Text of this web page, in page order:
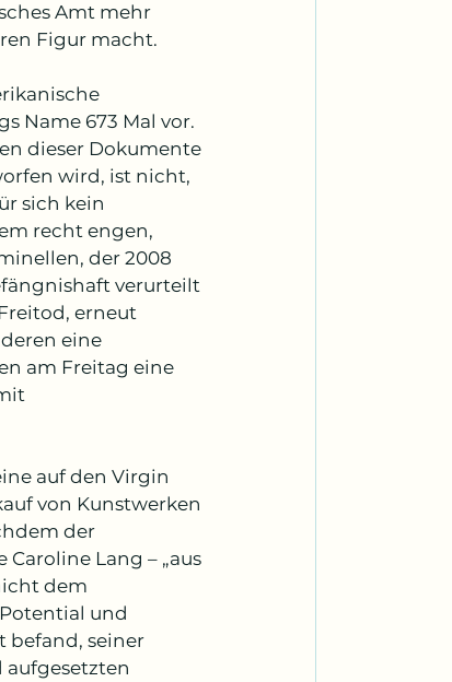
Amt mehr
Figur macht.
Name 673 Mal vor.
dieser Dokumente
wird, ist nicht,
sich kein
recht engen,
der 2008
verurteilt
erneut
eine
am Freitag eine
auf den Virgin
von Kunstwerken
der
Lang – „aus
dem
und
befand, seiner
aufgesetzten